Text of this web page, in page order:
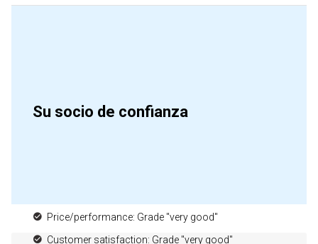
Su socio de confianza
Price/performance: Grade "very good"
Customer satisfaction: Grade "very good"